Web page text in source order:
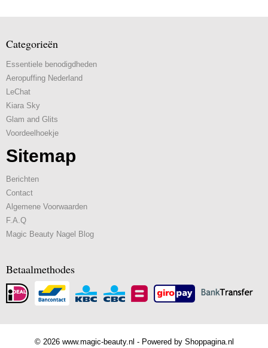
Categorieën
Essentiele benodigdheden
Aeropuffing Nederland
LeChat
Kiara Sky
Glam and Glits
Voordeelhoekje
Sitemap
Berichten
Contact
Algemene Voorwaarden
F.A.Q
Magic Beauty Nagel Blog
Betaalmethodes
© 2026 www.magic-beauty.nl - Powered by Shoppagina.nl